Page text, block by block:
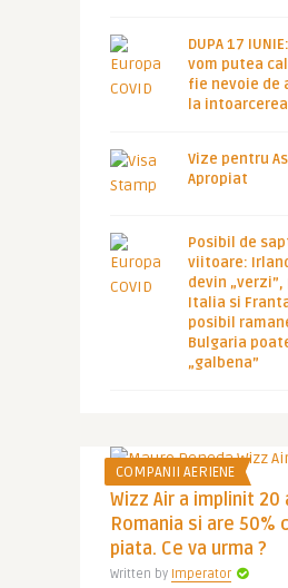
DUPA 17
vom putea
fie nevoie de
la
Vize pentru
Apropiat
Posibil de
viitoare:
devin
Italia si
posibil
Bulgaria
„galbena”
COMPANII AERIENE
Wizz Air a implinit 20
Romania si are 50%
piata. Ce va urma ?
Written by Imperator